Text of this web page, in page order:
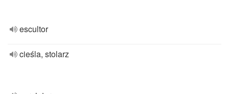
escultor
cieśla, stolarz